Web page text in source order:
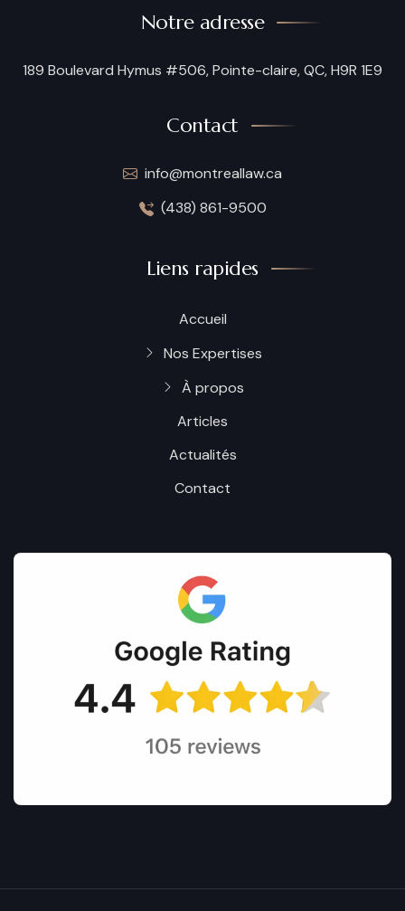
Notre adresse
189 Boulevard Hymus #506, Pointe-claire, QC, H9R 1E9
Contact
info@montreallaw.ca
(438) 861-9500
Liens rapides
Accueil
Nos Expertises
À propos
Articles
Actualités
Contact